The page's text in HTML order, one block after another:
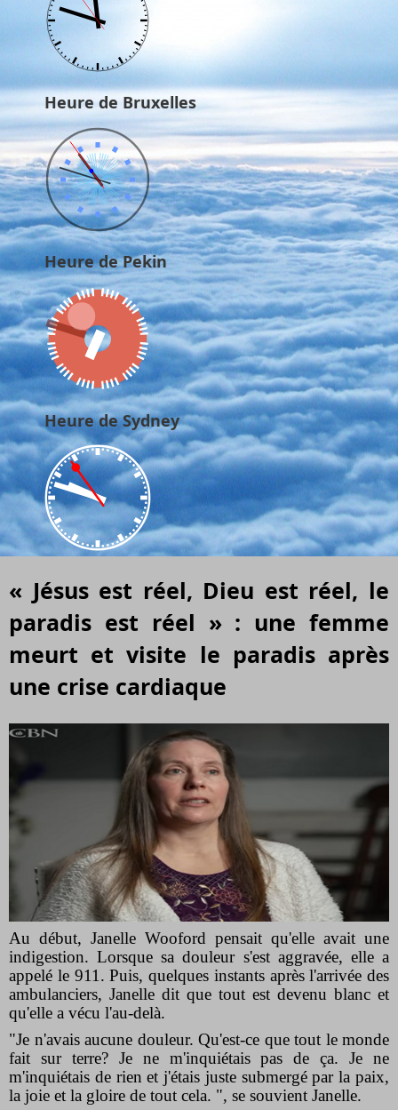
Heure de Bruxelles
Heure de Pekin
Heure de Sydney
« Jésus est réel, Dieu est réel, le
paradis est réel » : une femme
meurt et visite le paradis après
une crise cardiaque
Au début, Janelle Wooford pensait qu'elle avait une
indigestion. Lorsque sa douleur s'est aggravée, elle a
appelé le 911. Puis, quelques instants après l'arrivée des
ambulanciers, Janelle dit que tout est devenu blanc et
qu'elle a vécu l'au-delà.
"Je n'avais aucune douleur. Qu'est-ce que tout le monde
fait sur terre? Je ne m'inquiétais pas de ça. Je ne
m'inquiétais de rien et j'étais juste submergé par la paix,
la joie et la gloire de tout cela. ", se souvient Janelle.